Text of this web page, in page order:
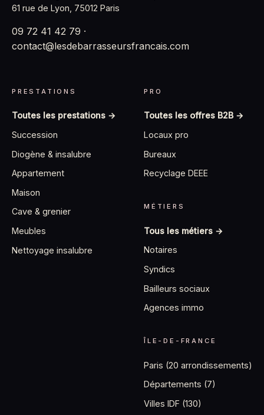
61 rue de Lyon, 75012 Paris
09 72 41 42 79 ·
contact@lesdebarrasseursfrancais.com
PRESTATIONS
Toutes les prestations →
Succession
Diogène & insalubre
Appartement
Maison
Cave & grenier
Meubles
Nettoyage insalubre
PRO
Toutes les offres B2B →
Locaux pro
Bureaux
Recyclage DEEE
MÉTIERS
Tous les métiers →
Notaires
Syndics
Bailleurs sociaux
Agences immo
ÎLE-DE-FRANCE
Paris (20 arrondissements)
Départements (7)
Villes IDF (130)